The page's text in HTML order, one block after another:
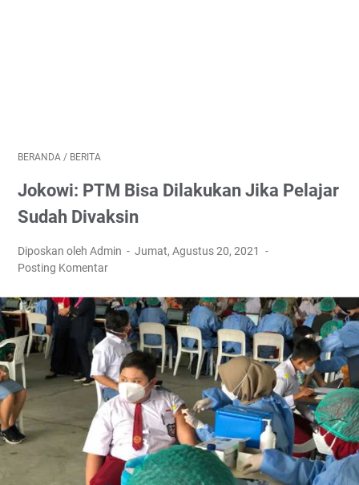
BERANDA / BERITA
Jokowi: PTM Bisa Dilakukan Jika Pelajar
Sudah Divaksin
Diposkan oleh Admin
Jumat, Agustus 20, 2021
Posting Komentar